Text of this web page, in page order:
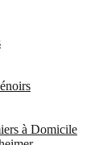
à Domicile